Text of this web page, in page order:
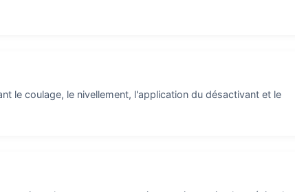
le coulage, le nivellement, l'application du désactivant et le